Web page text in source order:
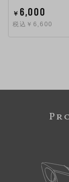
￥ 6,000
税込￥6,600